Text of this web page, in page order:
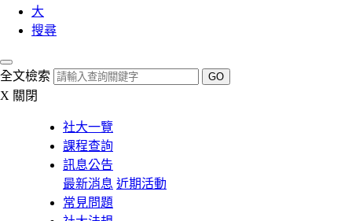
大
搜尋
全文檢索 GO
X 關閉
社大一覽
課程查詢
訊息公告
最新消息 近期活動
常見問題